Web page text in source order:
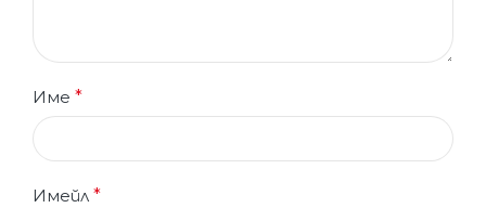
Име *
Имейл *